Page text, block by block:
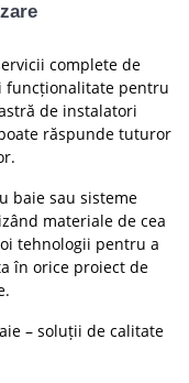
complete de
funcționalitate pentru
de instalatori
răspunde tuturor
baie sau sisteme
materiale de cea
tehnologii pentru a
în orice proiect de
– soluții de calitate